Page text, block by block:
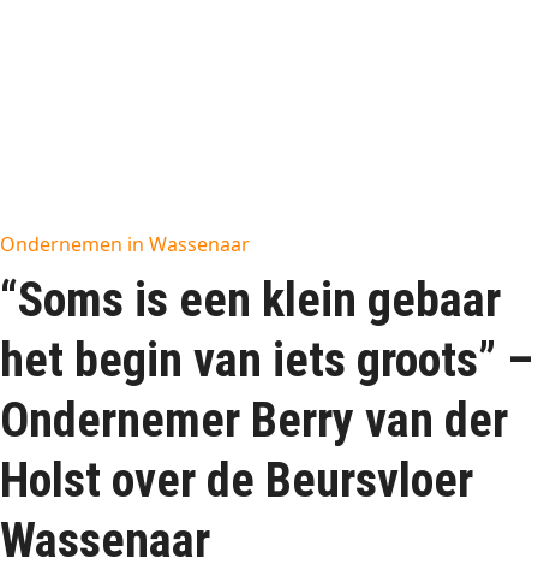
Ondernemen in Wassenaar
“Soms is een klein gebaar
het begin van iets groots” –
Ondernemer Berry van der
Holst over de Beursvloer
Wassenaar